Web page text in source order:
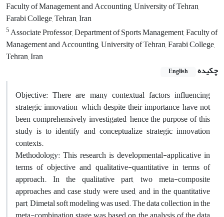
Faculty of Management and Accounting, University of Tehran,
Farabi College, Tehran, Iran
5Associate Professor, Department of Sports Management, Faculty of
Management and Accounting, University of Tehran, Farabi College,
Tehran, Iran
چکیده
English
Objective: There are many contextual factors influencing
strategic innovation, which despite their importance have not
been comprehensively investigated, hence the purpose of this
study is to identify and conceptualize strategic innovation
contexts.
Methodology: This research is developmental-applicative in
terms of objective and qualitative-quantitative in terms of
approach. In the qualitative part, two meta-composite
approaches and case study were used, and in the quantitative
part, Dimetal soft modeling was used. The data collection in the